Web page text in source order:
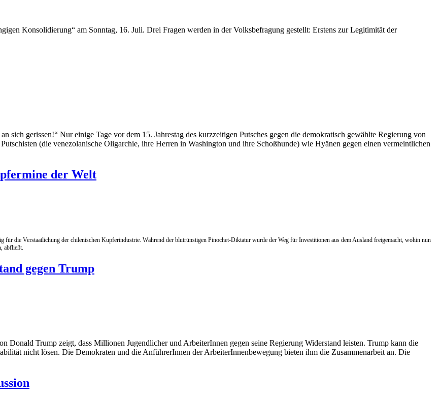
Konsolidierung“ am Sonntag, 16. Juli. Drei Fragen werden in der Volksbefragung gestellt: Erstens zur Legitimität der
sich gerissen!“ Nur einige Tage vor dem 15. Jahrestag des kurzzeitigen Putsches gegen die demokratisch gewählte Regierung von
(die venezolanische Oligarchie, ihre Herren in Washington und ihre Schoßhunde) wie Hyänen gegen einen vermeintlichen
der Welt
für die Verstaatlichung der chilenischen Kupferindustrie. Während der blutrünstigen Pinochet-Diktatur wurde der Weg für Investitionen aus dem Ausland freigemacht, wohin nun
abfließt.
gegen Trump
Donald Trump zeigt, dass Millionen Jugendlicher und ArbeiterInnen gegen seine Regierung Widerstand leisten. Trump kann die
nicht lösen. Die Demokraten und die AnführerInnen der ArbeiterInnenbewegung bieten ihm die Zusammenarbeit an. Die